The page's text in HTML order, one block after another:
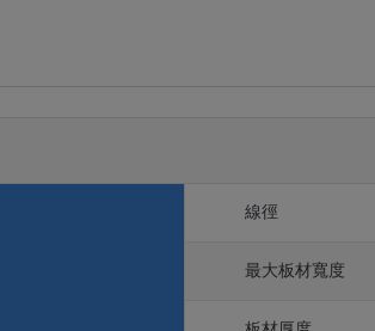
線徑
最大板材寬度